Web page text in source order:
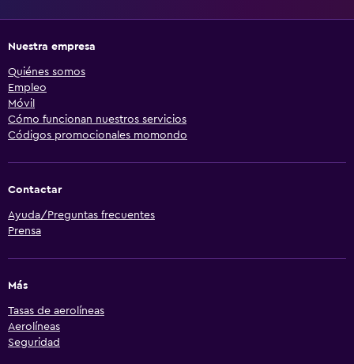
Nuestra empresa
Quiénes somos
Empleo
Móvil
Cómo funcionan nuestros servicios
Códigos promocionales momondo
Contactar
Ayuda/Preguntas frecuentes
Prensa
Más
Tasas de aerolíneas
Aerolíneas
Seguridad